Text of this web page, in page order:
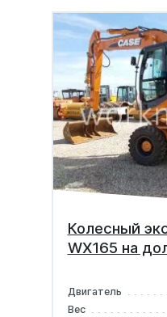
Колесный
WX165 на
Двигатель
Вес